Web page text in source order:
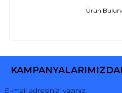
Ürün